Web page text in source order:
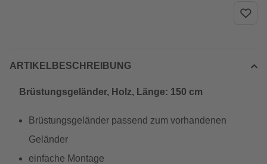
ARTIKELBESCHREIBUNG
Brüstungsgeländer, Holz, Länge: 150 cm
Brüstungsgeländer passend zum vorhandenen
Geländer
einfache Montage